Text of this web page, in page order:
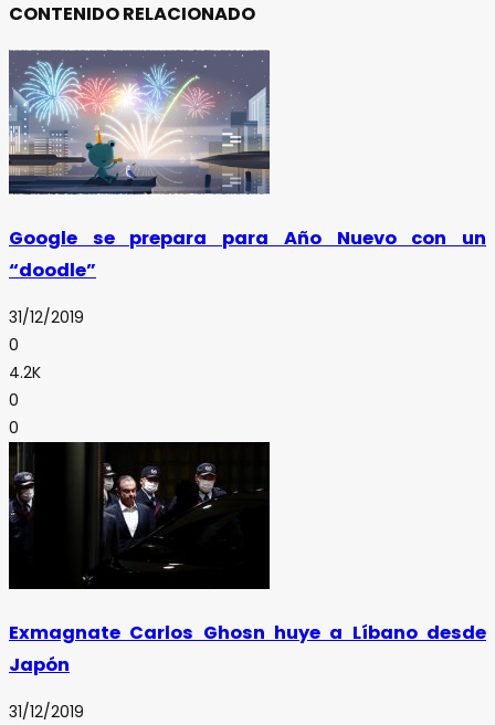
CONTENIDO RELACIONADO
Google se prepara para Año Nuevo con un
“doodle”
31/12/2019
0
4.2K
0
0
Exmagnate Carlos Ghosn huye a Líbano desde
Japón
31/12/2019